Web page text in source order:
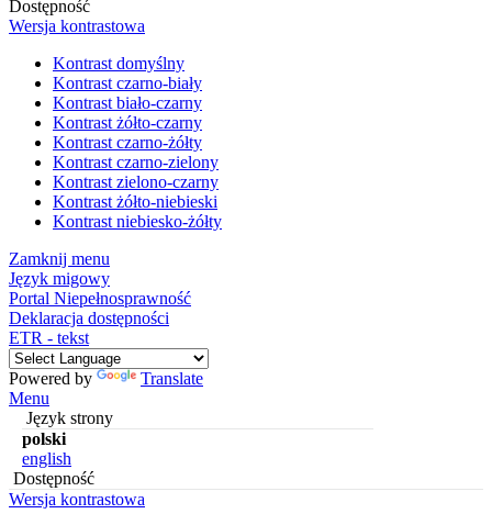
Dostępność
Wersja kontrastowa
Kontrast domyślny
Kontrast czarno-biały
Kontrast biało-czarny
Kontrast żółto-czarny
Kontrast czarno-żółty
Kontrast czarno-zielony
Kontrast zielono-czarny
Kontrast żółto-niebieski
Kontrast niebiesko-żółty
Zamknij menu
Język migowy
Portal Niepełnosprawność
Deklaracja dostępności
ETR - tekst
Powered by
Translate
Menu
Język strony
polski
english
Dostępność
Wersja kontrastowa